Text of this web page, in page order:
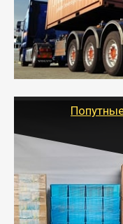
- Доставка фурой
объемов грузов,
паллеты и
России с
- Тайгер Логистик
грузоперевозкам
Газель (1,5 и 3
от 5000